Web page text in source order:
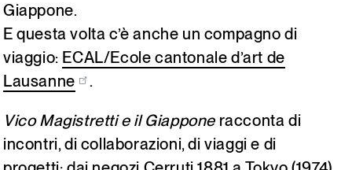
Giappone.
E questa volta c’è anche un compagno di
viaggio: ECAL/Ecole cantonale d’art de
Lausanne
.
Vico Magistretti e il Giappone racconta di
incontri, di collaborazioni, di viaggi e di